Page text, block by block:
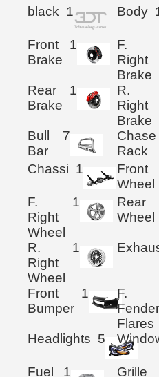
black 1 Body
Front
Brake
1
F.
Right
Brake
Rear
Brake
1
R.
Right
Brake
Bull
Bar
7
Chase
Rack
Chassi 1
Front
Wheel
F.
Right
Wheel
1
Rear
Wheel
R.
Right
Wheel
1
Front
Bumper
1
F.
Fender
Flares
Headlights 5
Fuel
1
Grille